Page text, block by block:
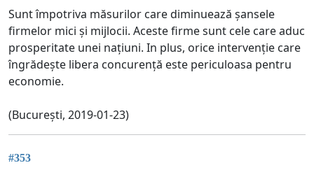
Sunt împotriva măsurilor care diminuează șansele
firmelor mici și mijlocii. Aceste firme sunt cele care aduc
prosperitate unei națiuni. In plus, orice intervenție care
îngrădește libera concurență este periculoasa pentru
economie.
(București, 2019-01-23)
#353